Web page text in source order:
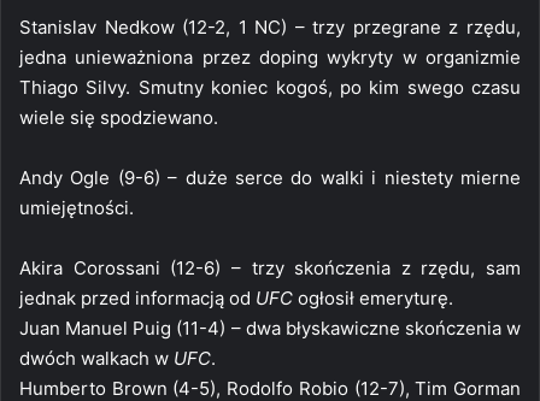
Stanislav Nedkow (12-2, 1 NC) – trzy przegrane z rzędu,
jedna unieważniona przez doping wykryty w organizmie
Thiago Silvy. Smutny koniec kogoś, po kim swego czasu
wiele się spodziewano.
Andy Ogle (9-6) – duże serce do walki i niestety mierne
umiejętności.
Akira Corossani (12-6) – trzy skończenia z rzędu, sam
jednak przed informacją od UFC ogłosił emeryturę.
Juan Manuel Puig (11-4) – dwa błyskawiczne skończenia w
dwóch walkach w UFC.
Humberto Brown (4-5), Rodolfo Robio (12-7), Tim Gorman